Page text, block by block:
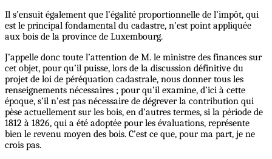
Il s’ensuit également que l’égalité proportionnelle de l’impôt, qui
est le principal fondamental du cadastre, n’est point appliquée
aux bois de la province de Luxembourg.
J’appelle donc toute l’attention de M. le ministre des finances sur
cet objet, pour qu’il puisse, lors de la discussion définitive du
projet de loi de péréquation cadastrale, nous donner tous les
renseignements nécessaires ; pour qu’il examine, d’ici à cette
époque, s’il n’est pas nécessaire de dégrever la contribution qui
pèse actuellement sur les bois, en d’autres termes, si la période de
1812 à 1826, qui a été adoptée pour les évaluations, représente
bien le revenu moyen des bois. C’est ce que, pour ma part, je ne
crois pas.